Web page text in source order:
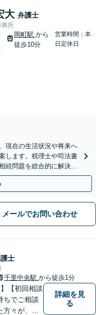
大 弁護士
務所
岡町駅 から
徒歩10分
営業時間：本
日定休日
現在の生活状況や将来へ
します。税理士や司法書
続問題を総合的に解決
メールでお問い合わせ
士
千里中央駅 から徒歩1分
【初回相談
ちでご相談
々が、少
詳細を見
る